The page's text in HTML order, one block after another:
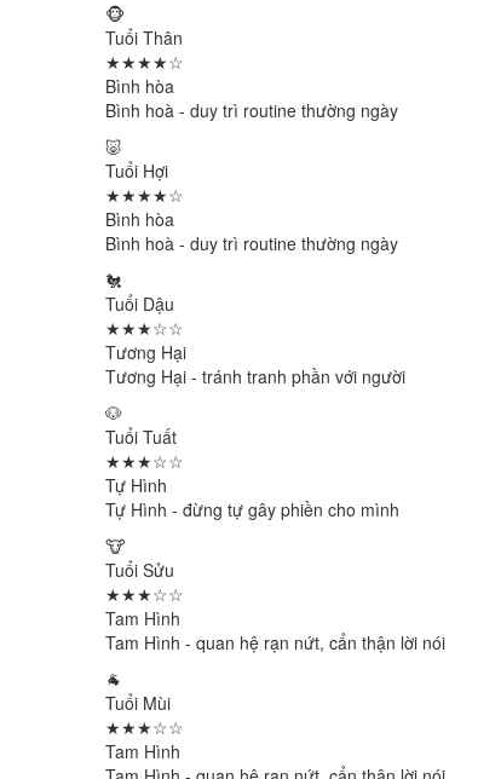
🐵
Tuổi Thân
★★★★☆
Bình hòa
Bình hoà - duy trì routine thường ngày
🐷
Tuổi Hợi
★★★★☆
Bình hòa
Bình hoà - duy trì routine thường ngày
🐔
Tuổi Dậu
★★★☆☆
Tương Hại
Tương Hại - tránh tranh phần với người
🐶
Tuổi Tuất
★★★☆☆
Tự Hình
Tự Hình - đừng tự gây phiền cho mình
🐮
Tuổi Sửu
★★★☆☆
Tam Hình
Tam Hình - quan hệ rạn nứt, cẩn thận lời nói
🐐
Tuổi Mùi
★★★☆☆
Tam Hình